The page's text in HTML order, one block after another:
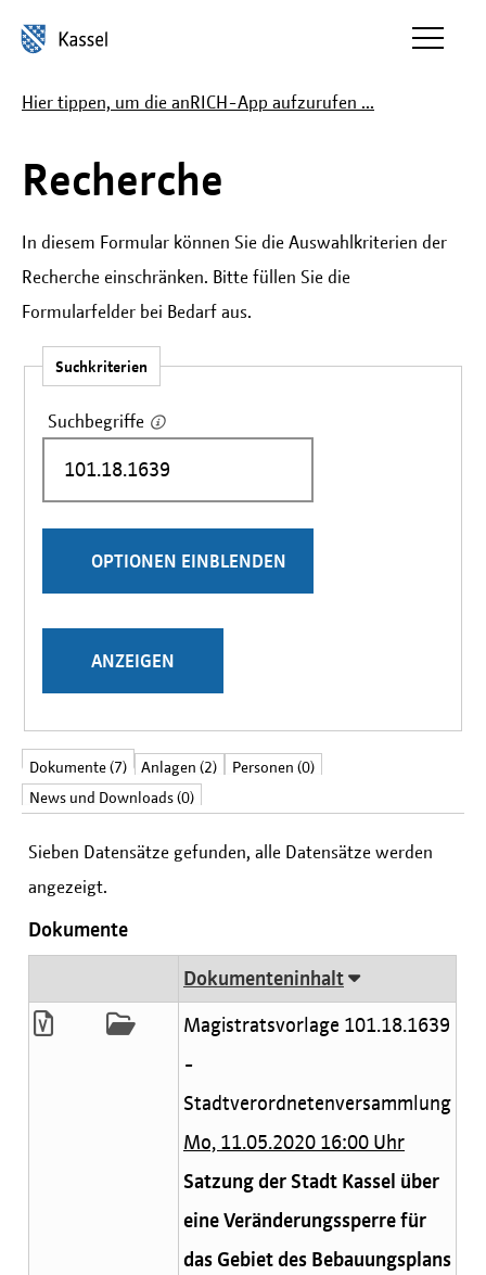
Inhalt anspringen
Hier tippen, um die anRICH-App aufzurufen ...
Recherche
In diesem Formular können Sie die Auswahlkriterien der
Recherche einschränken. Bitte füllen Sie die
Formularfelder bei Bedarf aus.
Suchkriterien
Suchbegriffe
Stichwörter
Vollständig anzeigen
Ergebnisse pro Seite
Dokumente (7) Anlagen (2)
Personen (0)
News und Downloads (0)
Sieben Datensätze gefunden, alle Datensätze werden
angezeigt.
Dokumente
Dokumenteninhalt
Magistratsvorlage 101.18.1639
-
Stadtverordnetenversammlung
Mo, 11.05.2020 16:00 Uhr
Satzung der Stadt Kassel über
eine Veränderungssperre für
das Gebiet des Bebauungsplans